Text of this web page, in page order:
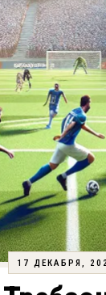
17 ДЕКАБРЯ,